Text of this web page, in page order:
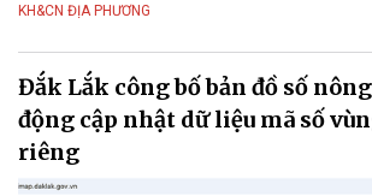
KH&CN ĐỊA PHƯƠNG
Đắk Lắk công bố bản đồ số
động cập nhật dữ liệu mã số
riêng